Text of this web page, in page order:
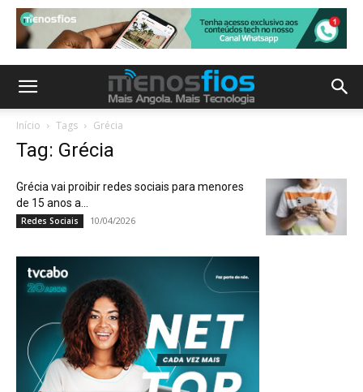
Início Tags Grécia
Tag: Grécia
Grécia vai proibir redes sociais para menores
de 15 anos a...
Redes Sociais 10/04/2026